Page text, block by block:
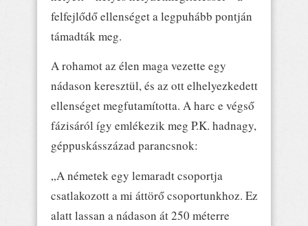
felfejlődő ellenséget a legpuhább pontján
támadták meg.
A rohamot az élen maga vezette egy
nádason keresztül, és az ott elhelyezkedett
ellenséget megfutamította. A harc e végső
fázisáról így emlékezik meg P.K. hadnagy,
géppuskásszázad parancsnok:
„A németek egy lemaradt csoportja
csatlakozott a mi áttörő csoportunkhoz. Ez
alatt lassan a nádason át 250 méterre